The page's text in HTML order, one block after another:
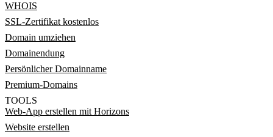
WHOIS
SSL-Zertifikat kostenlos
Domain umziehen
Domainendung
Persönlicher Domainname
Premium-Domains
TOOLS
Web-App erstellen mit Horizons
Website erstellen